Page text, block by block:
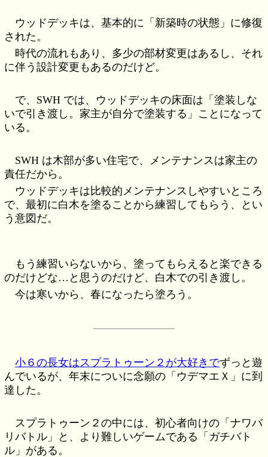
ウッドデッキは、基本的に「新築時の状態」に修復
された。
時代の流れもあり、多少の部材変更はあるし、それ
に伴う設計変更もあるのだけど。
で、SWH では、ウッドデッキの床面は「塗装しな
いで引き渡し。家主が自分で塗装する」ことになって
いる。
SWH は木部が多い住宅で、メンテナンスは家主の
責任だから。
ウッドデッキは比較的メンテナンスしやすいところ
で、最初に白木を塗ることから練習してもらう、とい
う意図だ。
もう練習いらないから、塗ってもらえると楽できる
のだけどな…と思うのだけど、白木での引き渡し。
今は寒いから、春になったら塗ろう。
小６の長女はスプラトゥーン２が大好きでずっと遊
んでいるが、年末についに念願の「ウデマエＸ」に到
達した。
スプラトゥーン２の中には、初心者向けの「ナワバ
リバトル」と、より難しいゲームである「ガチバト
ル」がある。